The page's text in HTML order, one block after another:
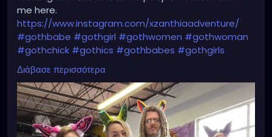
me here.
https://www.instagram.com/xzanthiaadventure/
#gothbabe #gothgirl #gothwomen #gothwoman
#gothchick #gothics #gothbabes #gothgirls
#gothwomens
#gothlady#gothiclady
#gothicbabe#gothicgirl#gothicwomen
#gothicwoman#gothicchick#gothchicksrule
#gothicbeauty#beautifulgoth#beautifulgothic
#dreadheadedbabe#dreadheadz
Διάβασε περισσότερα